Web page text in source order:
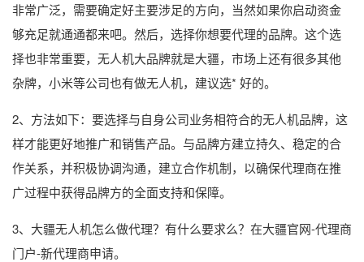
非常广泛，需要确定好主要涉足的方向，当然如果你启动资金
够充足就通通都来吧。然后，选择你想要代理的品牌。这个选
择也非常重要，无人机大品牌就是大疆，市场上还有很多其他
杂牌，小米等公司也有做无人机，建议选* 好的。
2、方法如下：要选择与自身公司业务相符合的无人机品牌，这
样才能更好地推广和销售产品。与品牌方建立持久、稳定的合
作关系，并积极协调沟通，建立合作机制，以确保代理商在推
广过程中获得品牌方的全面支持和保障。
3、大疆无人机怎么做代理？有什么要求么？在大疆官网-代理商
门户-新代理商申请。